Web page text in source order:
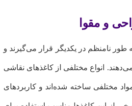
و مقوا
نامنظم در یکدیگر قرار می‌گیرند و
انواع مختلفی از کاغذهای نقاشی
مختلفی ساخته شده‌اند و کاربردهای